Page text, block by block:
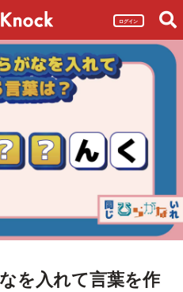
ログイン
を入れて言葉を作